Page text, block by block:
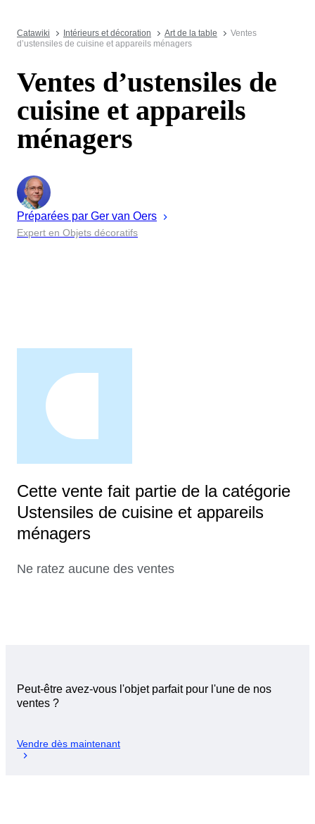
Catawiki Intérieurs et décoration Art de la table
Ventes
d’ustensiles de cuisine et appareils ménagers
Ventes d’ustensiles de
cuisine et appareils
ménagers
Préparées par Ger van Oers
Expert en Objets décoratifs
Cette vente fait partie de la catégorie
Ustensiles de cuisine et appareils
ménagers
Ne ratez aucune des ventes
Peut-être avez-vous l'objet parfait pour l'une de nos
ventes ?
Vendre dès maintenant